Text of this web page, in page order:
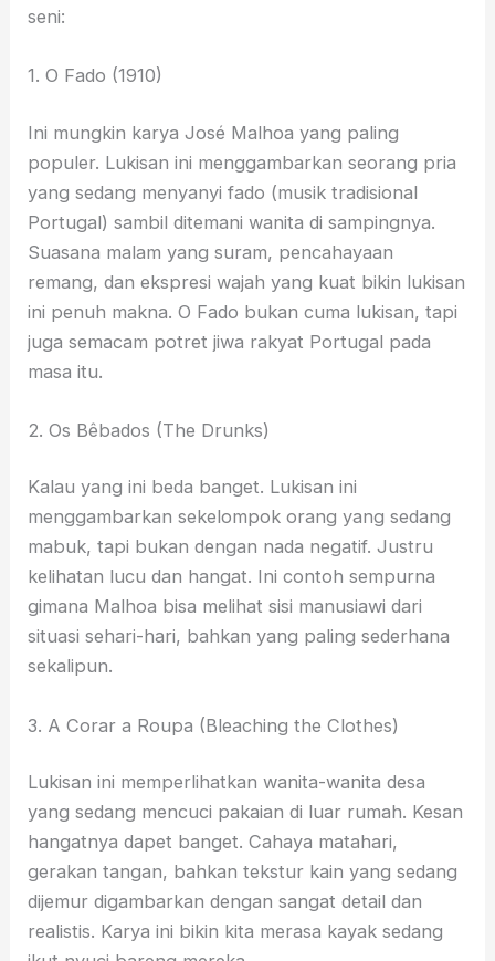
seni:
1. O Fado (1910)
Ini mungkin karya José Malhoa yang paling
populer. Lukisan ini menggambarkan seorang pria
yang sedang menyanyi fado (musik tradisional
Portugal) sambil ditemani wanita di sampingnya.
Suasana malam yang suram, pencahayaan
remang, dan ekspresi wajah yang kuat bikin lukisan
ini penuh makna. O Fado bukan cuma lukisan, tapi
juga semacam potret jiwa rakyat Portugal pada
masa itu.
2. Os Bêbados (The Drunks)
Kalau yang ini beda banget. Lukisan ini
menggambarkan sekelompok orang yang sedang
mabuk, tapi bukan dengan nada negatif. Justru
kelihatan lucu dan hangat. Ini contoh sempurna
gimana Malhoa bisa melihat sisi manusiawi dari
situasi sehari-hari, bahkan yang paling sederhana
sekalipun.
3. A Corar a Roupa (Bleaching the Clothes)
Lukisan ini memperlihatkan wanita-wanita desa
yang sedang mencuci pakaian di luar rumah. Kesan
hangatnya dapet banget. Cahaya matahari,
gerakan tangan, bahkan tekstur kain yang sedang
dijemur digambarkan dengan sangat detail dan
realistis. Karya ini bikin kita merasa kayak sedang